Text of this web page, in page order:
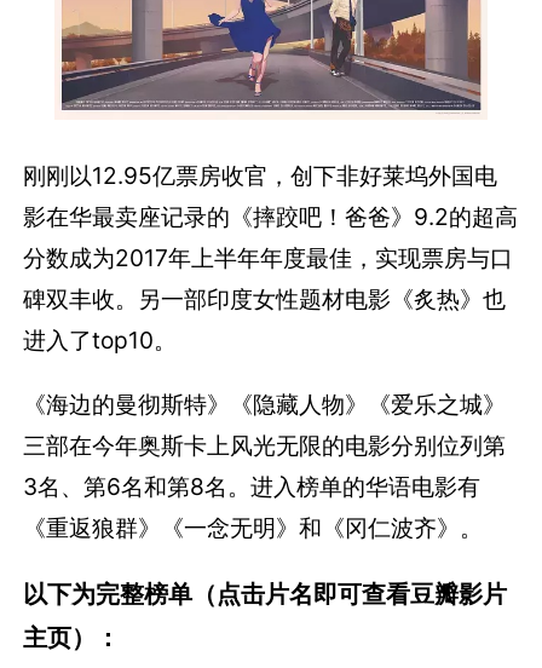
刚刚以12.95亿票房收官，创下非好莱坞外国电
影在华最卖座记录的《摔跤吧！爸爸》9.2的超高
分数成为2017年上半年年度最佳，实现票房与口
碑双丰收。另一部印度女性题材电影《炙热》也
进入了top10。
《海边的曼彻斯特》《隐藏人物》《爱乐之城》
三部在今年奥斯卡上风光无限的电影分别位列第
3名、第6名和第8名。进入榜单的华语电影有
《重返狼群》《一念无明》和《冈仁波齐》。
以下为完整榜单（点击片名即可查看豆瓣影片
主页）：